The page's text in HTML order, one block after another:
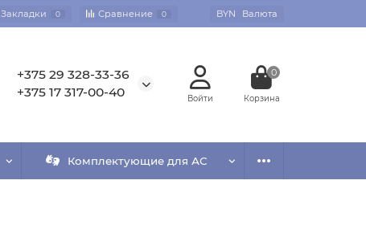
Закладки 0 Сравнение 0 BYN Валюта
+375 29 328-33-36
+375 17 317-00-40
0
Комплектующие для АС